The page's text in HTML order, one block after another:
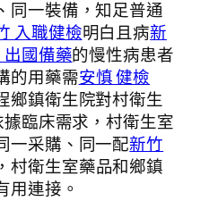
同一裝備，知足普通
入職健檢明白且病新
出國備藥的慢性病患者
的用藥需安慎 健檢
鄉鎮衛生院對村衛生
據臨床需求，村衛生室
一采購、同一配新竹
村衛生室藥品和鄉鎮
用連接。